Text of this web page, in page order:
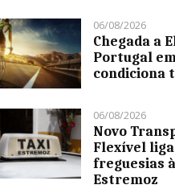
06/08/2026
Chegada a
Portugal
condiciona
06/08/2026
Novo
Flexível
freguesias
Estremoz